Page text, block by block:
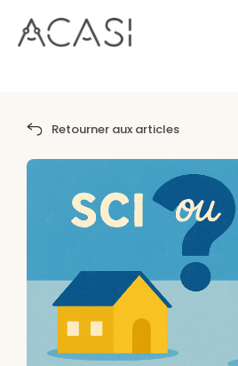
Retourner aux articles